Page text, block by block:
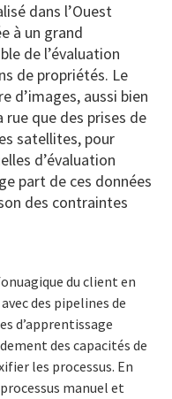
dans l’Ouest
à un grand
de l’évaluation
de propriétés. Le
d’images, aussi bien
que des prises de
satellites, pour
d’évaluation
part de ces données
des contraintes
du client en
avec des pipelines de
d’apprentissage
des capacités de
les processus. En
manuel et